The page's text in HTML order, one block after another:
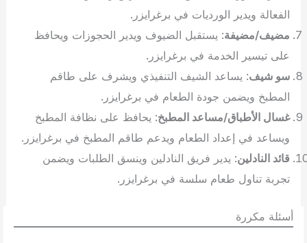
الفعالة ويدير الورديات في برغرايزر.
مضيف/مضيفة: يستقبل الضيوف ويدير الحجوزات ويحافظ
على تيسير الخدمة في برغرايزر.
سو شيف: يساعد الشيف التنفيذي ويشرف على طاقم
المطبخ ويضمن جودة الطعام في برغرايزر.
غسال الأطباق/مساعد المطبخ: يحافظ على نظافة المطبخ
ويساعد في إعداد الطعام ويدعم طاقم المطبخ في برغرايزر.
قائد النادلين: يدير فريق النادلين وينسق الطلبات ويضمن
تجربة تناول طعام سلسة في برغرايزر.
أسئلة مكررة